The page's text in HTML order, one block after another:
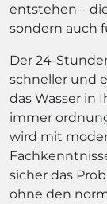
entstehen –
sondern auch
Der 24-
schneller und
das Wasser in
immer
wird mit
sicher das
ohne den